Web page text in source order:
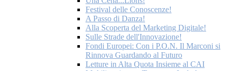
Festival delle Conoscenze!
A Passo di Danza!
Alla Scoperta del Marketing Digitale!
Sulle Strade dell'Innovazione!
Fondi Europei: Con i P.O.N. Il Marconi si
Rinnova Guardando al Futuro
Letture in Alta Quota Insieme al CAI